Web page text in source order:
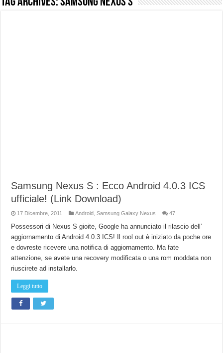
Samsung Nexus S : Ecco Android 4.0.3 ICS
ufficiale! (Link Download)
17 Dicembre, 2011 Android ,Samsung Galaxy Nexus 47
Possessori di Nexus S gioite, Google ha annunciato il rilascio dell’
aggiornamento di Android 4.0.3 ICS! Il rool out è iniziato da poche ore
e dovreste ricevere una notifica di aggiornamento. Ma fate
attenzione, se avete una recovery modificata o una rom moddata non
riuscirete ad installarlo.
Leggi tutto